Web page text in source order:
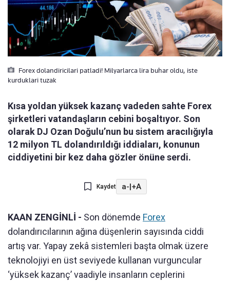
Forex dolandiricilari patladi! Milyarlarca lira buhar oldu, iste
kurduklari tuzak
Kısa yoldan yüksek kazanç vadeden sahte Forex
şirketleri vatandaşların cebini boşaltıyor. Son
olarak DJ Ozan Doğulu’nun bu sistem aracılığıyla
12 milyon TL dolandırıldığı iddiaları, konunun
ciddiyetini bir kez daha gözler önüne serdi.
Kaydet a-|+A
KAAN ZENGİNLİ - Son dönemde Forex
dolandırıcılarının ağına düşenlerin sayısında ciddi
artış var. Yapay zekâ sistemleri başta olmak üzere
teknolojiyi en üst seviyede kullanan vurguncular
‘yüksek kazanç’ vaadiyle insanların ceplerini